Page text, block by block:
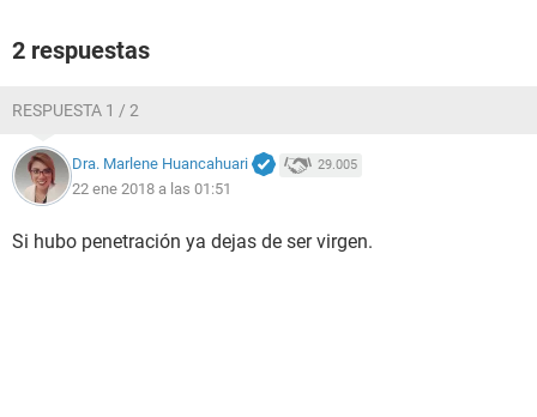
2 respuestas
RESPUESTA 1 / 2
Dra. Marlene Huancahuari 29.005
22 ene 2018 a las 01:51
Si hubo penetración ya dejas de ser virgen.